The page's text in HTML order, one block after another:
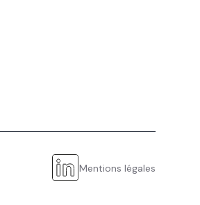
Mentions légales